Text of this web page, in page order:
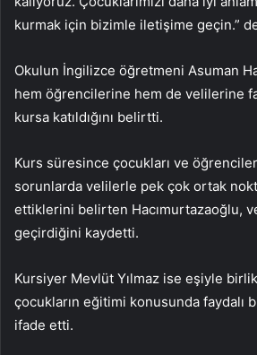
kurmak için bizimle iletişime geçin.”
Okulun İngilizce öğretmeni Asuman
hem öğrencilerine hem de velilerine
kursa katıldığını belirtti.
Kurs süresince çocukları ve
sorunlarda velilerle pek çok ortak
ettiklerini belirten Hacımurtazaoğlu,
geçirdiğini kaydetti.
Kursiyer Mevlüt Yılmaz ise eşiyle
çocukların eğitimi konusunda faydalı
ifade etti.